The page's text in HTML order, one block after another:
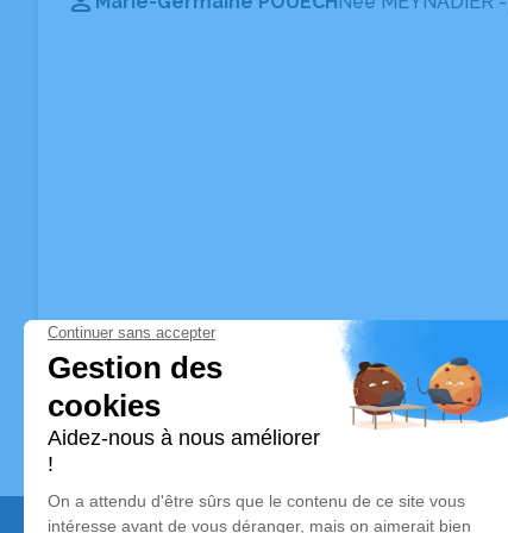
Vous ne trouvez pas l’avis de décès
Pour affiner votre recherche, utilisez la barre de
Pour toute question relative au fonctionnement du